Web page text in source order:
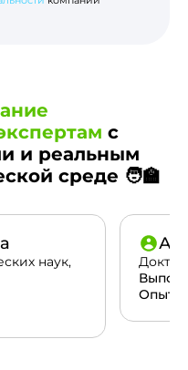
с
и реальным
среде 🧑‍🏫
наук,
Опыт: